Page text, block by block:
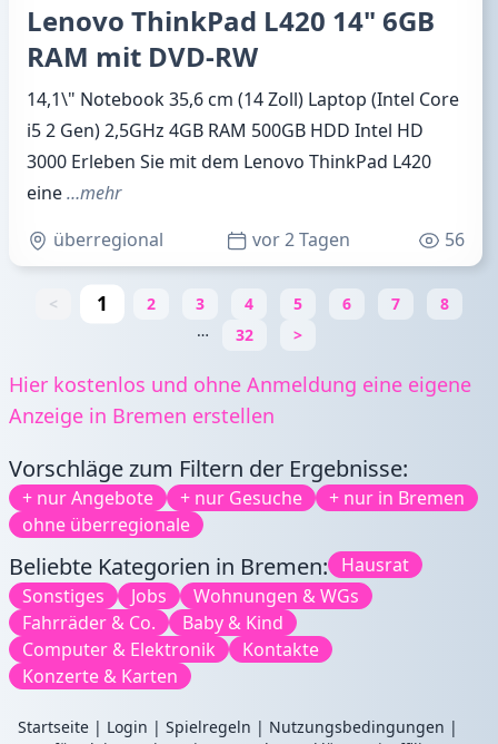
Lenovo ThinkPad L420 14" 6GB
RAM mit DVD-RW
14,1\" Notebook 35,6 cm (14 Zoll) Laptop (Intel Core
i5 2 Gen) 2,5GHz 4GB RAM 500GB HDD Intel HD
3000 Erleben Sie mit dem Lenovo ThinkPad L420
eine…mehr
überregional
vor 2 Tagen 56
< 1 2 3 4 5 6 7
8
…
32 >
Hier kostenlos und ohne Anmeldung eine eigene
Anzeige in Bremen erstellen
Vorschläge zum Filtern der Ergebnisse:
+ nur Angebote + nur Gesuche
+ nur in Bremen
ohne überregionale
Beliebte Kategorien in Bremen:
Hausrat
Sonstiges
Jobs
Wohnungen & WGs
Fahrräder & Co.
Baby & Kind
Computer & Elektronik
Kontakte
Konzerte & Karten
Startseite | Login | Spielregeln | Nutzungsbedingungen |